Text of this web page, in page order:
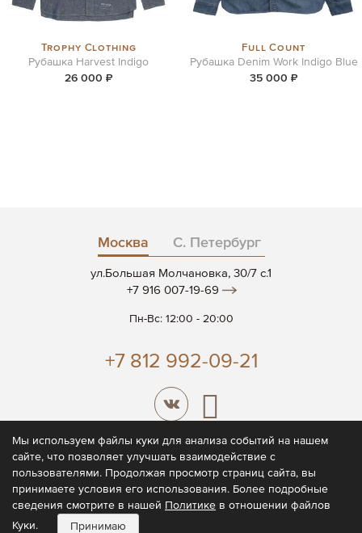
Trophy Clothing
Рубашка Harvest Indigo
26 000 ₽
Full Count
Рубашка Denim Work Indigo Blue
35 000 ₽
Москва С. Петербург
ул.Большая Молчановка, 30/7 c.1
+7 916 007-19-69
Пн-Вс: 12:00 - 20:00
+7 812 992-09-21
Политика конфиденциальности
Пользовательское соглашение
Мы используем файлы куки для анализа событий на нашем
сайте, что позволяет улучшать взаимодействие с
пользователями. Продолжая просмотр страниц сайта, вы
принимаете условия его использования. Более подробные
сведения смотрите в нашей Политике в отношении файлов
Куки.
Принимаю